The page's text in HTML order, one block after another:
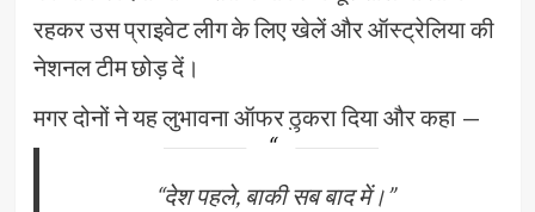
रहकर उस प्राइवेट लीग के लिए खेलें और ऑस्ट्रेलिया की
नेशनल टीम छोड़ दें।
मगर दोनों ने यह लुभावना ऑफर ठुकरा दिया और कहा —
“देश पहले, बाकी सब बाद में।”